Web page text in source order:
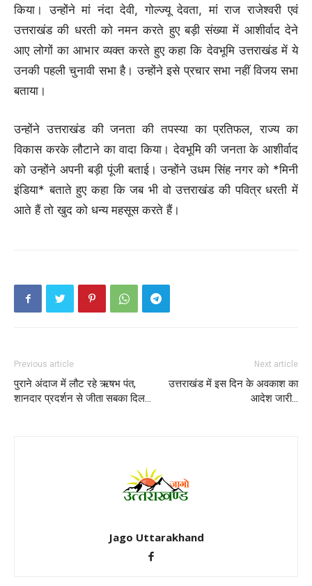
किया। उन्होंने मां नंदा देवी, गोल्ज्यू देवता, मां राज राजेश्वरी एवं
उत्तराखंड की धरती को नमन करते हुए बड़ी संख्या में आशीर्वाद देने
आए लोगों का आभार व्यक्त करते हुए कहा कि देवभूमि उत्तराखंड में ये
उनकी पहली चुनावी सभा है। उन्होंने इसे प्रचार सभा नहीं विजय सभा
बताया।
उन्होंने उत्तराखंड की जनता की तपस्या का प्रतिफल, राज्य का
विकास करके लौटाने का वादा किया। देवभूमि की जनता के आशीर्वाद
को उन्होंने अपनी बड़ी पूंजी बताई। उन्होंने उधम सिंह नगर को *मिनी
इंडिया* बताते हुए कहा कि जब भी वो उत्तराखंड की पवित्र धरती में
आते हैं तो खुद को धन्य महसूस करते हैं।
Previous article
पुराने अंदाज में लौट रहे ऋषभ पंत,
शानदार प्रदर्शन से जीता सबका दिल…
Next article
उत्तराखंड में इस दिन के अवकाश का
आदेश जारी…
Jago Uttarakhand